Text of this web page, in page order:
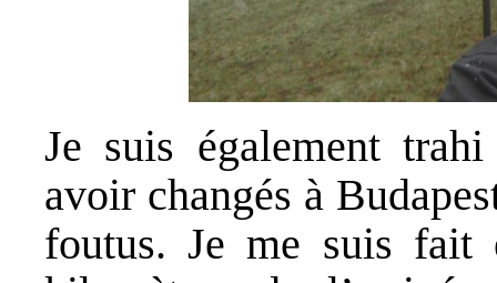
Je suis également
avoir changés à
foutus. Je me suis